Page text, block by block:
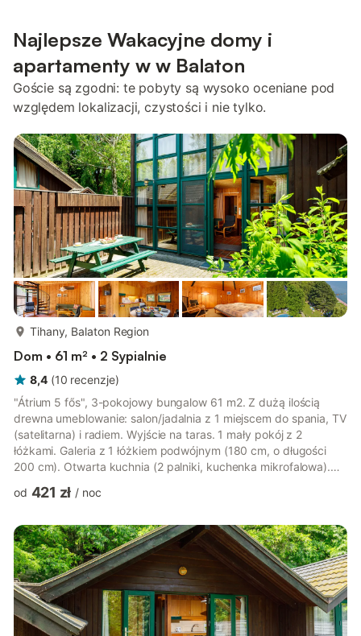
Najlepsze Wakacyjne domy i
apartamenty w w Balaton
Goście są zgodni: te pobyty są wysoko oceniane pod
względem lokalizacji, czystości i nie tylko.
Tihany, Balaton Region
Dom • 61 m² • 2 Sypialnie
8,4 (10 recenzje)
"Átrium 5 fős", 3-pokojowy bungalow 61 m2. Z dużą ilością
drewna umeblowanie: salon/jadalnia z 1 miejscem do spania, TV
(satelitarna) i radiem. Wyjście na taras. 1 mały pokój z 2
łóżkami. Galeria z 1 łóżkiem podwójnym (180 cm, o długości
200 cm). Otwarta kuchnia (2 palniki, kuchenka mikrofalowa).
ogrodowe. Do dyspozycji: telefon. Internet (bezprzewodowy
dla rodzin. Max. 1 zwierzak/pies. Zamiast zamkniętej sypialni,
niektóre miejsca do spania znajdują się na otwartej przestrzen...
od 421 zł / noc